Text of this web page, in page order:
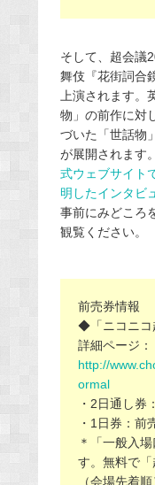
そして、超会議
舞伎『花街詞合
上演されます。
物」の前作に対
づいた「世話物
が展開されます。
式ウェブサイト
明したインタビ
事前にみどころ
観覧ください。
前売券情報
◆「ニコニコ
詳細ページ：
http://
ormal
・2日通し券
・1日券：前
＊「一般入
す。無料で
（会場先着順